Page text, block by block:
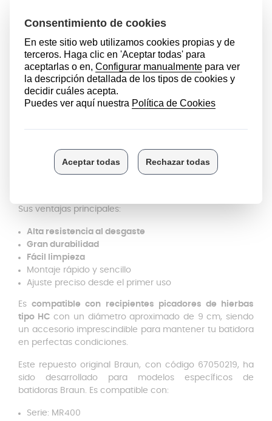
El sistema de acoplamiento plano permite una
correcta transmisión de potencia para que las cuchillas
funcionen de forma eficiente y sin vibraciones.
Antes de comprar, verifica que tu modelo utiliza encaje
plano, ya queno es compatible con sistemas de eje
redondo o estriado.
Material resistente y fácil
Fabricada enplástico técnico de alta resistencia
tapa está preparada para soportar el uso intensivo
Sus ventajas principales:
Alta resistencia al desgaste
Gran durabilidad
Fácil limpieza
Montaje rápido y sencillo
Ajuste preciso desde el primer uso
Escompatible con recipientes picadores de hierbas
tipo HC con un diámetro aproximado de 9 cm, siendo
un accesorio imprescindible para mantener tu batidora
en perfectas condiciones.
Este repuesto original Braun, con código 67050219, ha
sido desarrollado para modelos específicos de
batidoras Braun. Es compatible con:
Serie: MR400